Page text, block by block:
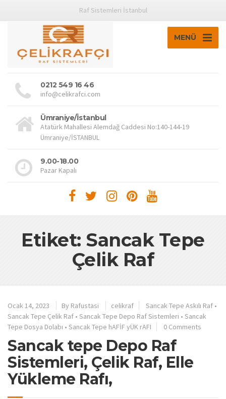
Raf Sistemleri İstanbul
MENÜ
0212 549 16 46
info@celikrafci.com
Ümraniye/İstanbul
Atatürk Mahallesi Alemdağ Caddesi No:140-144-19
Ümraniye/İSTANBUL
9.00-18.00
Pazar Kapalı
Etiket: Sancak Tepe
Çelik Raf
Ocak 14, 2023 By Rafustasi celikraf Sancak Tepe Askılı Raf •
Sancak Tepe Çelik Raf • Sancak Tepe Depo Raf Sistemleri • Sancak
Tepe Dosya Dolabı • Sancak Tepe hAFİF yÜK rAFI 0 Comments
Sancak tepe Depo Raf
Sistemleri, Çelik Raf, Elle
Yükleme Rafı,